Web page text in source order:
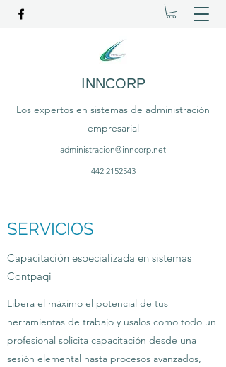
INNCORP
Los expertos en sistemas de administración
empresarial
administracion@inncorp.net
442 2152543
SERVICIOS
Capacitación especializada en sistemas
Contpaqi
Libera el máximo el potencial de tus
herramientas de trabajo y usalos como todo un
profesional solicita capacitación desde una
sesión elemental hasta procesos avanzados,